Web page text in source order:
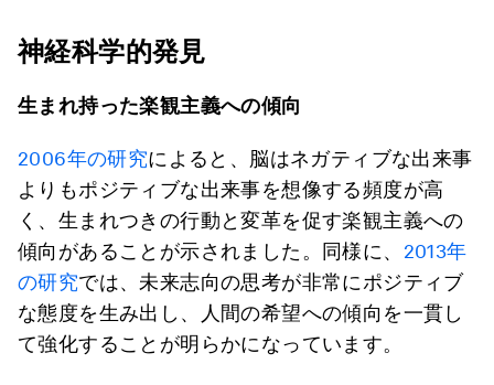
神経科学的発見
生まれ持った楽観主義への傾向
2006年の研究によると、脳はネガティブな出来事
よりもポジティブな出来事を想像する頻度が高
く、生まれつきの行動と変革を促す楽観主義への
傾向があることが示されました。同様に、 2013年
の研究では、未来志向の思考が非常にポジティブ
な態度を生み出し、人間の希望への傾向を一貫し
て強化することが明らかになっています。